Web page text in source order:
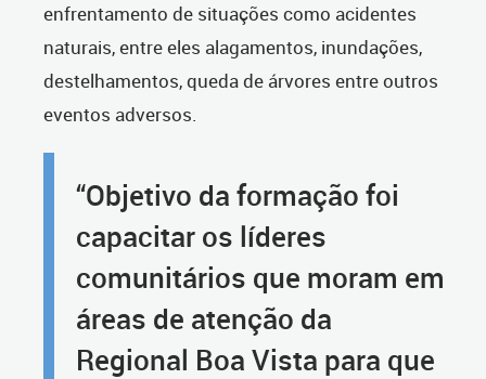
enfrentamento de situações como acidentes
naturais, entre eles alagamentos, inundações,
destelhamentos, queda de árvores entre outros
eventos adversos.
“Objetivo da formação foi
capacitar os líderes
comunitários que moram em
áreas de atenção da
Regional Boa Vista para que